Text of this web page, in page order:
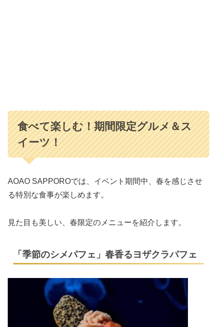
食べて楽しむ！期間限定グルメ＆ス
イーツ！
AOAO SAPPOROでは、イベント期間中、春を感じさせ
る特別な食事が楽しめます。
見た目も美しい、春限定のメニューを紹介します。
「季節のシメパフェ」春香るヨザクラパフェ